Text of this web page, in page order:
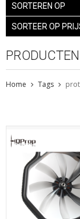
SORTEREN OP
SORTEER OP
Home Tags